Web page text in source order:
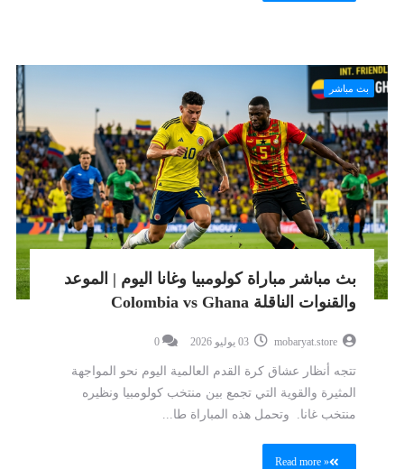
بث مباشر
بث مباشر مباراة كولومبيا وغانا اليوم | الموعد
والقنوات الناقلة Colombia vs Ghana
mobaryat.store
0
تتجه أنظار عشاق كرة القدم العالمية اليوم نحو المواجهة
المثيرة والقوية التي تجمع بين منتخب كولومبيا ونظيره
منتخب غانا. وتحمل هذه المباراة طا...
Read more »